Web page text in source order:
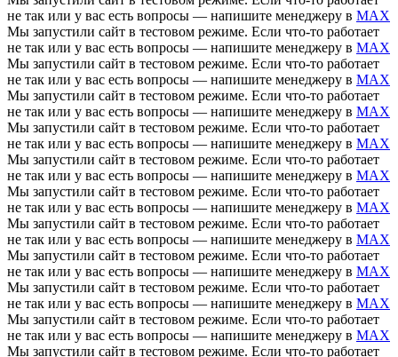
не так или у вас есть вопросы — напишите менеджеру в MAX
Мы запустили сайт в тестовом режиме. Если что-то работает
не так или у вас есть вопросы — напишите менеджеру в MAX
Мы запустили сайт в тестовом режиме. Если что-то работает
не так или у вас есть вопросы — напишите менеджеру в MAX
Мы запустили сайт в тестовом режиме. Если что-то работает
не так или у вас есть вопросы — напишите менеджеру в MAX
Мы запустили сайт в тестовом режиме. Если что-то работает
не так или у вас есть вопросы — напишите менеджеру в MAX
Мы запустили сайт в тестовом режиме. Если что-то работает
не так или у вас есть вопросы — напишите менеджеру в MAX
Мы запустили сайт в тестовом режиме. Если что-то работает
не так или у вас есть вопросы — напишите менеджеру в MAX
Мы запустили сайт в тестовом режиме. Если что-то работает
не так или у вас есть вопросы — напишите менеджеру в MAX
Мы запустили сайт в тестовом режиме. Если что-то работает
не так или у вас есть вопросы — напишите менеджеру в MAX
Мы запустили сайт в тестовом режиме. Если что-то работает
не так или у вас есть вопросы — напишите менеджеру в MAX
Мы запустили сайт в тестовом режиме. Если что-то работает
не так или у вас есть вопросы — напишите менеджеру в MAX
Мы запустили сайт в тестовом режиме. Если что-то работает